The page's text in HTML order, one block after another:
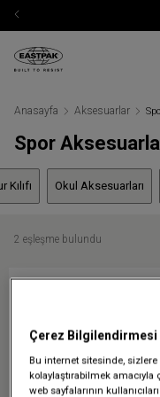
Anasayfa Aksesuarlar
Spor
Kılıfı Okul Aksesuarları
2 eşleşme bulundu
Çerez Bilgilendirmesi
Bu internet sitesinde,
kolaylaştırabilmek amacıyla
web sayfalarının